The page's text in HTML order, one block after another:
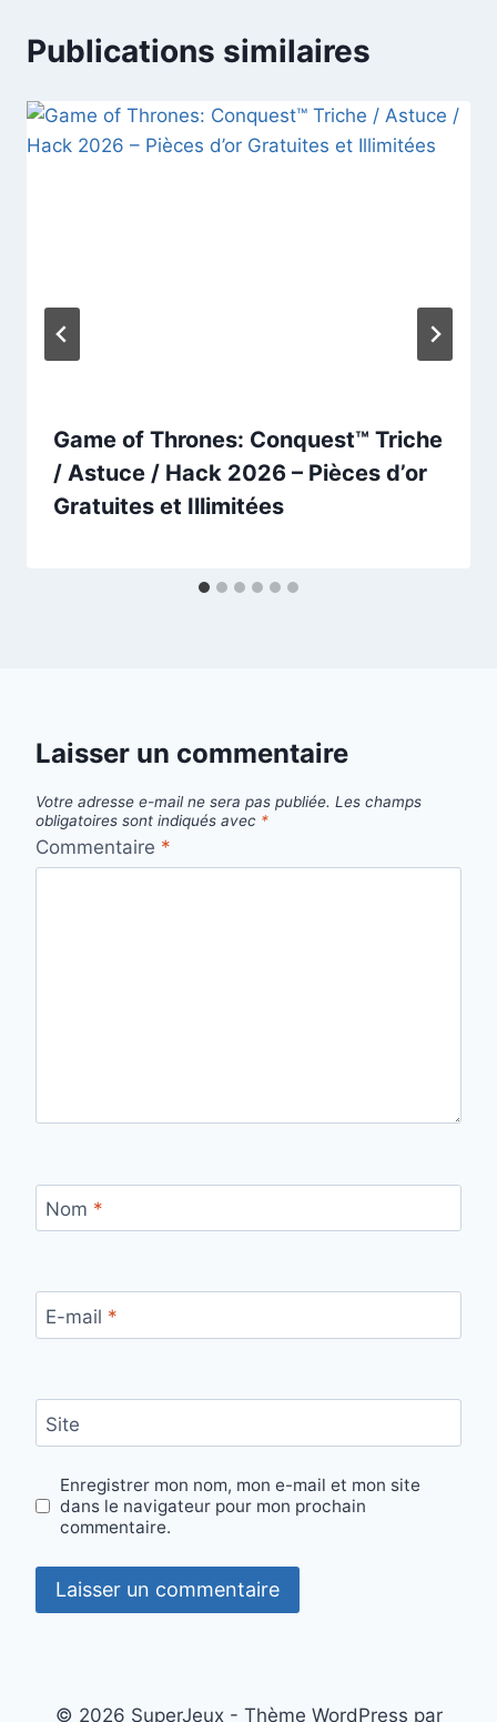
Publications similaires
Game of Thrones: Conquest™ Triche
/ Astuce / Hack 2026 – Pièces d’or
Gratuites et Illimitées
Laisser un commentaire
Votre adresse e-mail ne sera pas publiée. Les champs
obligatoires sont indiqués avec *
Commentaire *
Nom *
E-mail *
Site
Enregistrer mon nom, mon e-mail et mon site
dans le navigateur pour mon prochain
commentaire.
© 2026 SuperJeux - Thème WordPress par